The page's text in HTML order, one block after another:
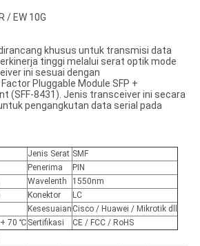
/ EW 10G
khusus untuk transmisi data
tinggi melalui serat optik mode
ini sesuai dengan
Pluggable Module SFP +
(SFF-8431). Jenis transceiver ini secara
pengangkutan data serial pada
Jenis Serat SMF
Penerima
PIN
Wavelenth
1550nm
Konektor
LC
Kesesuaian Cisco / Huawei / Mikrotik dll
70 ℃ Sertifikasi CE / FCC / RoHS